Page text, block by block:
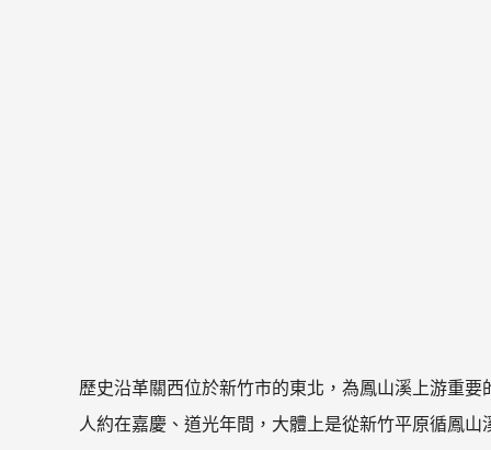
歷史沿革關西位於新竹市的東北，為鳳山溪上游重
人約在嘉慶、道光年間，大體上是從新竹平原循鳳